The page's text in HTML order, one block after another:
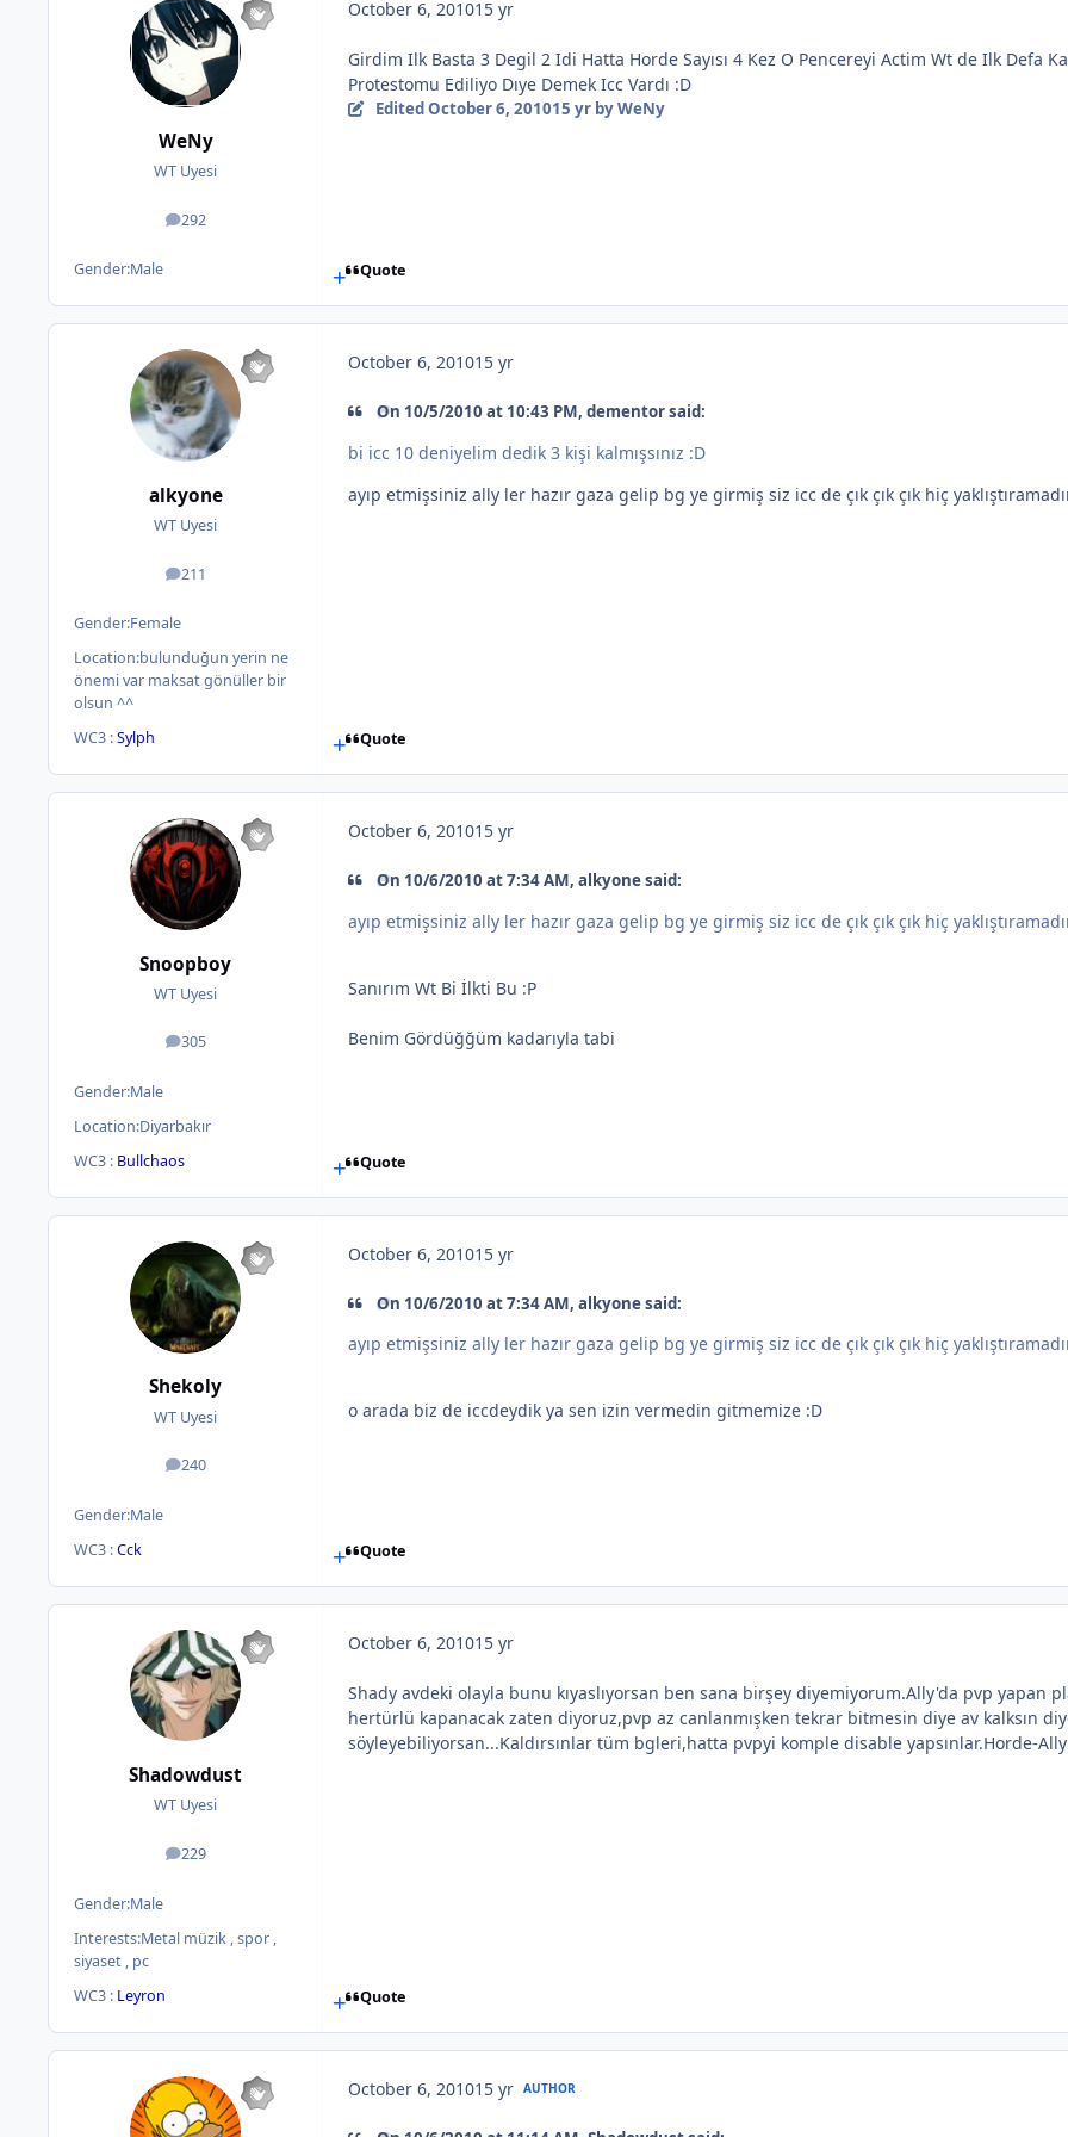
WeNy
WT Uyesi
292
posts
Gender:Male
October 6, 201015 yr
Girdim Ilk Basta 3 Degil 2 Idi Hatta Horde Sayısı 4 Kez O Pencereyi Actim Wt de Ilk Defa
Protestomu Ediliyo Dıye Demek Icc Vardı :D
EditedOctober 6, 201015 yrby WeNy
Quote
alkyone
WT Uyesi
211
posts
Gender:Female
Location:bulunduğun yerin ne
önemi var maksat gönüller bir
olsun ^^
WC3 :Sylph
October 6, 201015 yr
On 10/5/2010 at 10:43 PM, dementor said:
bi icc 10 deniyelim dedik 3 kişi kalmışsınız :D
ayıp etmişsiniz ally ler hazır gaza gelip bg ye girmiş siz icc de çık çık çık hiç
Quote
Snoopboy
WT Uyesi
305
posts
Gender:Male
Location:Diyarbakır
WC3 : Bullchaos
October 6, 201015 yr
On 10/6/2010 at 7:34 AM, alkyone said:
ayıp etmişsiniz ally ler hazır gaza gelip bg ye girmiş siz icc de çık çık çık hiç
Sanırım Wt Bi İlkti Bu :P
Benim Gördüğğüm kadarıyla tabi
Quote
Shekoly
WT Uyesi
240
posts
Gender:Male
WC3 :Cck
October 6, 201015 yr
On 10/6/2010 at 7:34 AM, alkyone said:
ayıp etmişsiniz ally ler hazır gaza gelip bg ye girmiş siz icc de çık çık çık hiç
o arada biz de iccdeydik ya sen izin vermedin gitmemize :D
Quote
Shadowdust
WT Uyesi
229
posts
Gender:Male
Interests:Metal müzik , spor ,
siyaset , pc
WC3 : Leyron
October 6, 201015 yr
Shady avdeki olayla bunu kıyaslıyorsan ben sana birşey diyemiyorum.Ally'da pvp yapan
hertürlü kapanacak zaten diyoruz,pvp az canlanmışken tekrar bitmesin diye av kalksın
söyleyebiliyorsan...Kaldırsınlar tüm bgleri,hatta pvpyi komple disable yapsınlar.Horde-Ally
Quote
October 6, 201015 yr AUTHOR